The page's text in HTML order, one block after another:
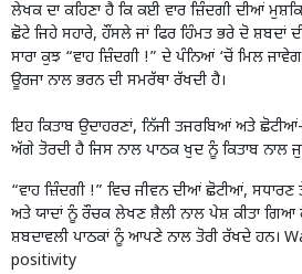
ਲੇਖਕ ਦਾ ਕਹਿਣਾ ਹੈ ਕਿ ਕਈ ਵਾਰ ਜ਼ਿੰਦਗੀ ਦੀਆਂ
ਛੋਟੇ ਜਿਹੇ ਸਹਾਰੇ, ਹੌਂਸਲੇ ਜਾਂ ਫਿਰ ਹਿੰਮਤ ਭਰੇ ਦੋ ਸ਼ਬਦਾਂ
ਸਾਰਾ ਕੁਝ “ਵਾਹ ਜ਼ਿੰਦਗੀ !” ਦੇ ਪੰਨਿਆਂ ‘ਚੋਂ ਮਿਲ
ਊਰਜਾ ਨਾਲ ਭਰਨ ਦੀ ਸਮਰੱਥਾ ਰੱਖਦੀ ਹੈ।
ਇਹ ਕਿਤਾਬ ਉਦਾਹਰਣਾਂ, ਨਿੱਜੀ ਤਜਰਬਿਆਂ ਅਤੇ
ਅੱਗੇ ਤੋਰਦੀ ਹੈ ਜਿਸ ਨਾਲ ਪਾਠਕ ਖੁਦ ਨੂੰ ਕਿਤਾਬ ਨਾਲ
“ਵਾਹ ਜ਼ਿੰਦਗੀ !” ਵਿਚ ਜੀਵਨ ਦੀਆਂ ਛੋਟੀਆਂ, ਸਧਾਰਣ
ਅਤੇ ਯਾਦਾਂ ਨੂੰ ਰੌਚਕ ਲੇਖਣ ਸ਼ੈਲੀ ਨਾਲ ਪੇਸ਼ ਕੀਤਾ
ਸ਼ਬਦਾਵਲੀ ਪਾਠਕਾਂ ਨੂੰ ਆਪਣੇ ਨਾਲ ਤੋਰੀ ਰੱਖਦੇ ਹਨ।
positivity